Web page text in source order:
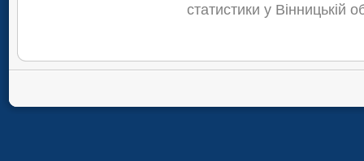
статистики у Вінницькій